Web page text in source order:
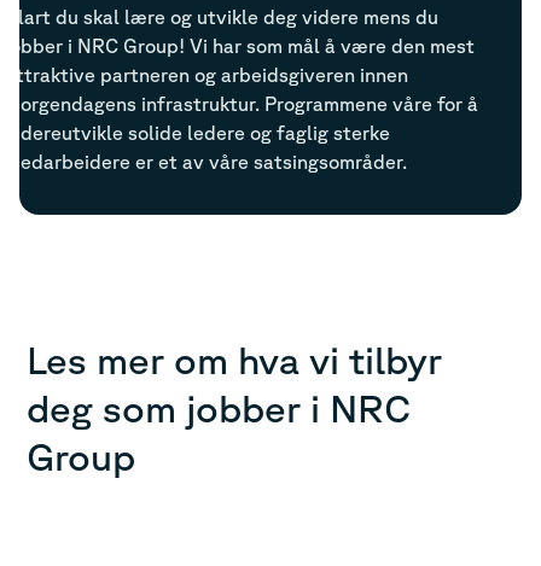
Klart du skal lære og utvikle deg videre mens du
jobber i NRC Group! Vi har som mål å være den mest
attraktive partneren og arbeidsgiveren innen
morgendagens infrastruktur. Programmene våre for å
videreutvikle solide ledere og faglig sterke
medarbeidere er et av våre satsingsområder.
Les mer om hva vi tilbyr
deg som jobber i NRC
Group